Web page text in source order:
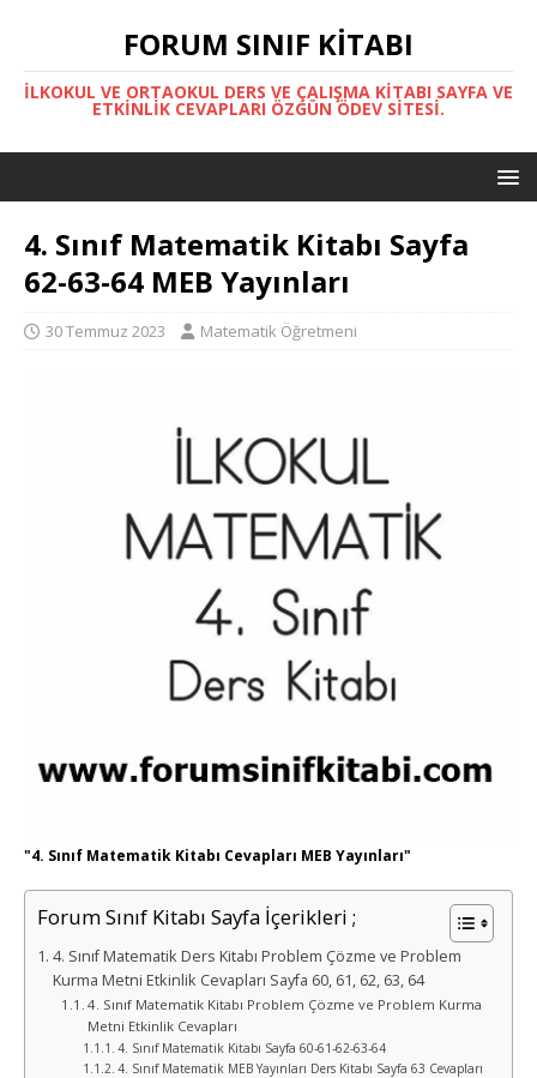
FORUM SINIF KITABI
İLKOKUL VE ORTAOKUL DERS VE ÇALIŞMA KITABI SAYFA VE
ETKINLIK CEVAPLARI ÖZGÜN ÖDEV SITESI.
4. Sınıf Matematik Kitabı Sayfa
62-63-64 MEB Yayınları
30 Temmuz 2023 Matematik Öğretmeni
"4. Sınıf Matematik Kitabı Cevapları MEB Yayınları"
Forum Sınıf Kitabı Sayfa İçerikleri ;
4. Sınıf Matematik Ders Kitabı Problem Çözme ve Problem
Kurma Metni Etkinlik Cevapları Sayfa 60, 61, 62, 63, 64
4. Sınıf Matematik Kitabı Problem Çözme ve Problem Kurma
Metni Etkinlik Cevapları
4. Sınıf Matematik Kitabı Sayfa 60-61-62-63-64
4. Sınıf Matematik MEB Yayınları Ders Kitabı Sayfa 63 Cevapları